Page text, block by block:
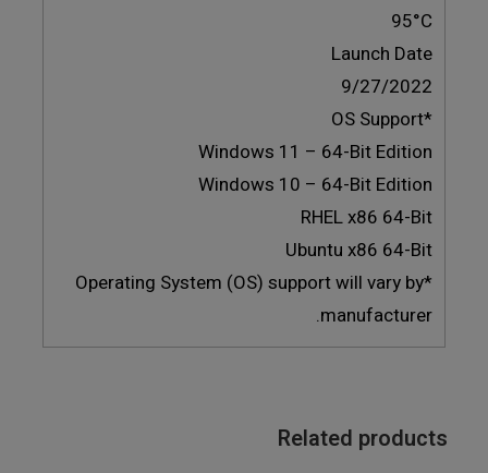
95°C
Launch Date
9/27/2022
*OS Support
Windows 11 – 64-Bit Edition
Windows 10 – 64-Bit Edition
RHEL x86 64-Bit
Ubuntu x86 64-Bit
*Operating System (OS) support will vary by
manufacturer.
Related products